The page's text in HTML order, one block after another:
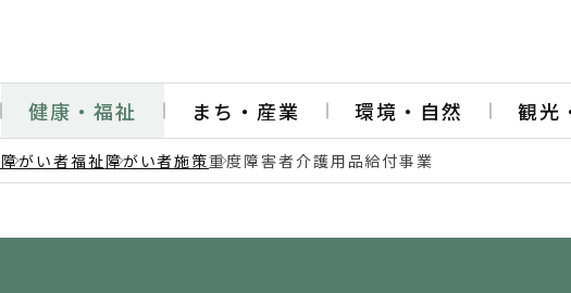
健康・福祉 まち・産業 環境・自然 観光
障がい者福祉障がい者施策重度障害者介護用品給付事業